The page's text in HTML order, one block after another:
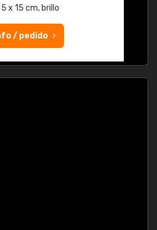
5 x 15 cm, brillo
/ pedido